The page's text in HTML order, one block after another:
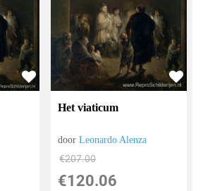
Het viaticum
doorLeonardo Alenza
€207.00
€120.06